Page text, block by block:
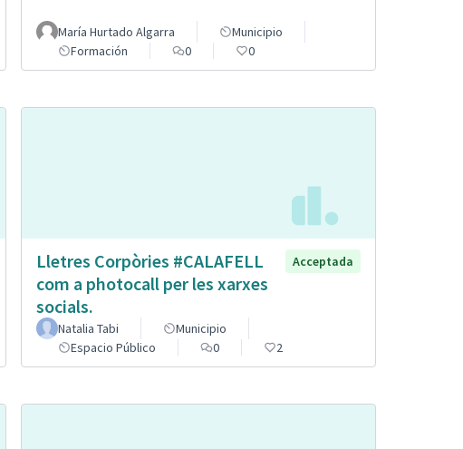
María Hurtado Algarra
Municipio
Formación
0 0
Lletres Corpòries #CALAFELL
com a photocall per les xarxes
socials.
Acceptada
Natalia Tabi
Municipio
Espacio Público
0 2